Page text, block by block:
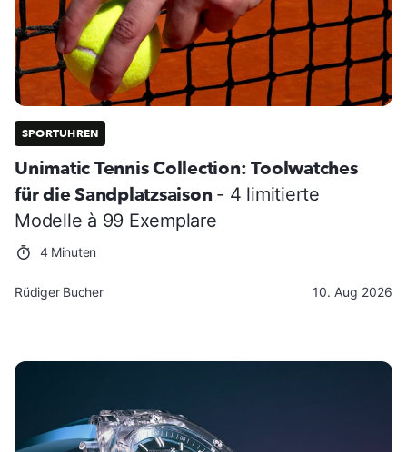
SPORTUHREN
Unimatic Tennis Collection: Toolwatches
für die Sandplatzsaison - 4 limitierte
Modelle à 99 Exemplare
4 Minuten
Rüdiger Bucher 10. Aug 2026